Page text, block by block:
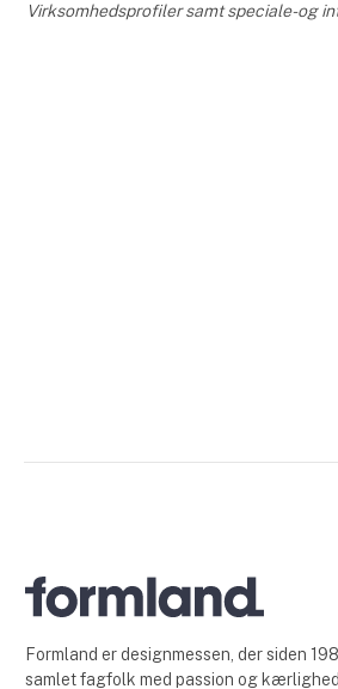
Virksomhedsprofiler samt speciale- og
Formland er designmessen, der siden
samlet fagfolk med passion og